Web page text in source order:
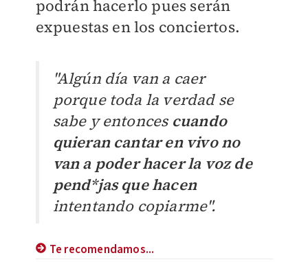
podrán hacerlo pues serán
expuestas en los conciertos.
"Algún día van a caer
porque toda la verdad se
sabe y entonces cuando
quieran cantar en vivo no
van a poder hacer la voz de
pend*jas que hacen
intentando copiarme".
Te recomendamos...